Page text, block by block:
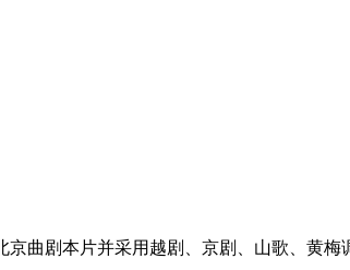
曲剧本片并采用越剧、京剧、山歌、黄梅